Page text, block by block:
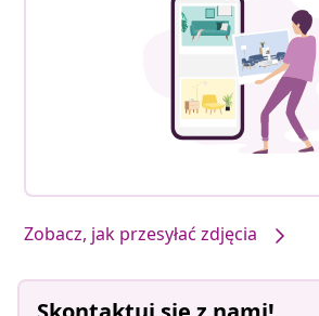
Nasze produkty w Twoim stylu
Zobacz, jak przesyłać zdjęcia